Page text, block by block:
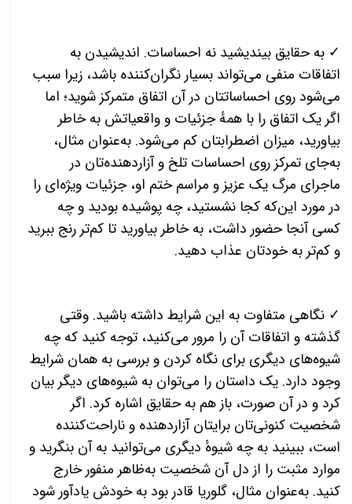
✓ به حقایق بیندیشید نه احساسات. اندیشیدن به
اتفاقات منفی می‌تواند بسیار نگران‌کننده باشد، زیرا سبب
می‌شود روی احساساتتان در آن اتفاق متمرکز شوید؛ اما
اگر یک اتفاق را با همهٔ جزئیات و واقعیاتش به خاطر
بیاورید، میزان اضطرابتان کم می‌شود. به‌عنوان مثال،
به‌جای تمرکز روی احساسات تلخ و آزاردهنده‌تان در
ماجرای مرگ یک عزیز و مراسم ختم او، جزئیات ویژه‌ای را
در مورد این‌که کجا نشستید، چه پوشیده بودید و چه
کسی آنجا حضور داشت، به خاطر بیاورید تا کم‌تر رنج ببرید
و کم‌تر به خودتان عذاب دهید.
✓ نگاهی متفاوت به این شرایط داشته باشید. وقتی
گذشته و اتفاقات آن را مرور می‌کنید، توجه کنید که چه
شیوه‌های دیگری برای نگاه کردن و بررسی به همان شرایط
وجود دارد. یک داستان را می‌توان به شیوه‌های دیگر بیان
کرد و در آن صورت، باز هم به حقایق اشاره کرد. اگر
شخصیت کنونی‌تان برایتان آزاردهنده و ناراحت‌کننده
است، ببینید به چه شیوهٔ دیگری می‌توانید به آن بنگرید و
موارد مثبت را از دل آن شخصیت به‌ظاهر منفور خارج
کنید. به‌عنوان مثال، گلوریا قادر بود به خودش یادآور شود